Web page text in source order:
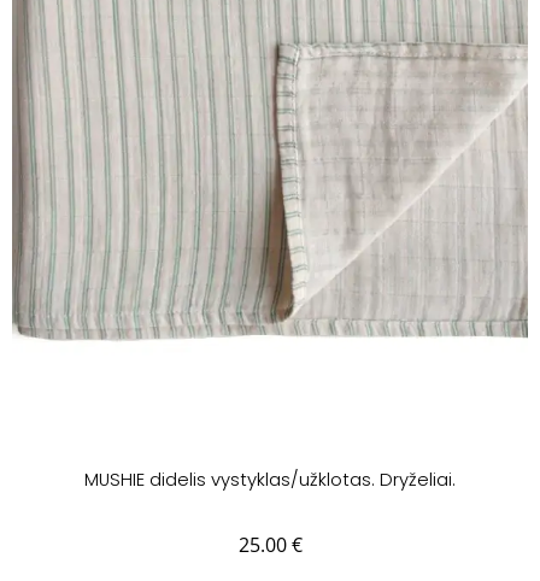
MUSHIE didelis vystyklas/užklotas. Dryželiai.
25.00€